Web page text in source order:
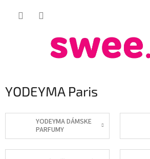
YODEYMA Paris
YODEYMA DÁMSKE
PARFUMY